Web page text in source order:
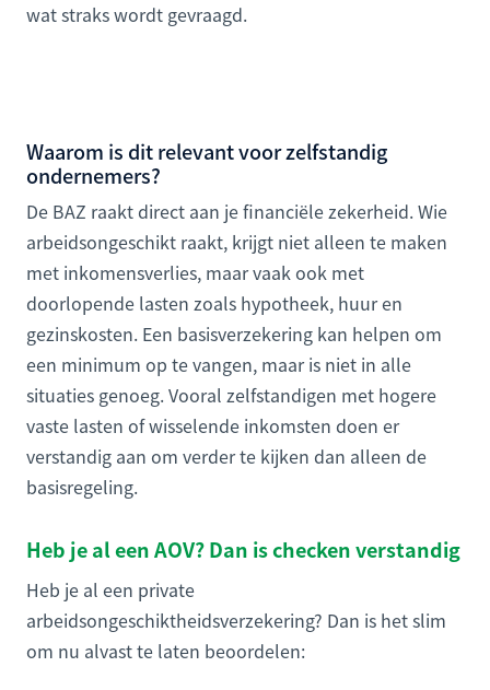
wat straks wordt gevraagd.
Waarom is dit relevant voor zelfstandig
ondernemers?
De BAZ raakt direct aan je financiële zekerheid. Wie
arbeidsongeschikt raakt, krijgt niet alleen te maken
met inkomensverlies, maar vaak ook met
doorlopende lasten zoals hypotheek, huur en
gezinskosten. Een basisverzekering kan helpen om
een minimum op te vangen, maar is niet in alle
situaties genoeg. Vooral zelfstandigen met hogere
vaste lasten of wisselende inkomsten doen er
verstandig aan om verder te kijken dan alleen de
basisregeling.
Heb je al een AOV? Dan is checken verstandig
Heb je al een private
arbeidsongeschiktheidsverzekering? Dan is het slim
om nu alvast te laten beoordelen: